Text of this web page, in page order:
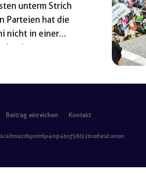
unterm Strich
Parteien hat die
nicht in einer
des
Beitrag einreichen Kontakt
.onion